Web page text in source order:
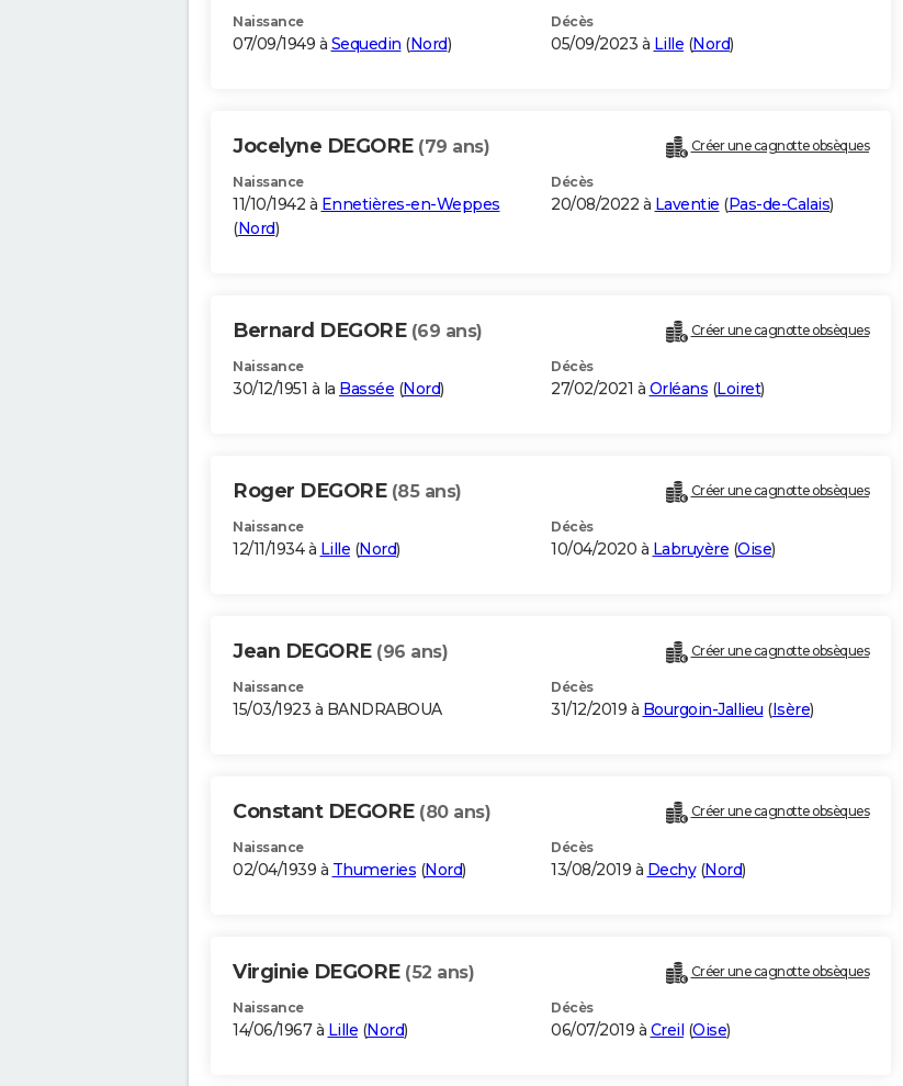
Naissance
07/09/1949 à Sequedin (Nord)
Décès
05/09/2023 à Lille (Nord)
Jocelyne DEGORE (79 ans) Créer une cagnotte obsèques
Naissance
11/10/1942 à Ennetières-en-Weppes
(Nord)
Décès
20/08/2022 à Laventie (Pas-de-Calais)
Bernard DEGORE (69 ans) Créer une cagnotte obsèques
Naissance
30/12/1951 à la Bassée (Nord)
Décès
27/02/2021 à Orléans (Loiret)
Roger DEGORE (85 ans) Créer une cagnotte obsèques
Naissance
12/11/1934 à Lille (Nord)
Décès
10/04/2020 à Labruyère (Oise)
Jean DEGORE (96 ans) Créer une cagnotte obsèques
Naissance
15/03/1923 à BANDRABOUA
Décès
31/12/2019 à Bourgoin-Jallieu (Isère)
Constant DEGORE (80 ans) Créer une cagnotte obsèques
Naissance
02/04/1939 à Thumeries (Nord)
Décès
13/08/2019 à Dechy(Nord)
Virginie DEGORE (52 ans) Créer une cagnotte obsèques
Naissance
14/06/1967 à Lille (Nord)
Décès
06/07/2019 à Creil (Oise)